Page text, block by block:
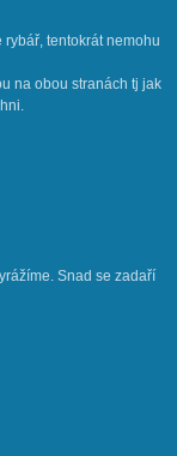
rybář, tentokrát nemohu
na obou stranách tj jak
Snad se zadaří